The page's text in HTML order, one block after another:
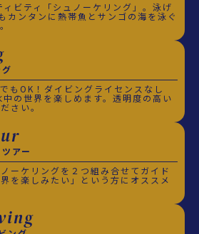
ビティ「シュノーケリング」。泳げ
カンタンに熱帯魚とサンゴの海を泳ぐ
もOK！ダイビングライセンスなし
の世界を楽しめます。透明度の高い
さい。
アー
ーケリングを２つ組み合せてガイド
を楽しみたい」という方にオススメ